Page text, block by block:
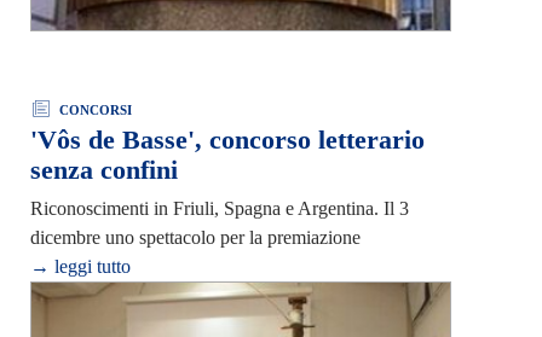
CONCORSI
'Vôs de Basse', concorso letterario
senza confini
Riconoscimenti in Friuli, Spagna e Argentina. Il 3
dicembre uno spettacolo per la premiazione
→ leggi tutto